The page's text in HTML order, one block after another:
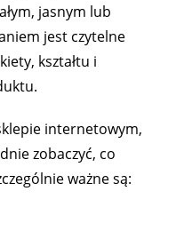
jasnym lub
jest czytelne
kształtu i
internetowym,
zobaczyć, co
ważne są: